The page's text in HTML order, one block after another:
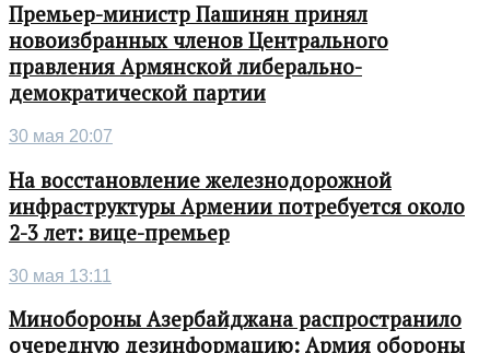
Премьер-министр Пашинян принял
новоизбранных членов Центрального
правления Армянской либерально-
демократической партии
30 мая 20:07
На восстановление железнодорожной
инфраструктуры Армении потребуется около
2-3 лет: вице-премьер
30 мая 13:11
Минобороны Азербайджана распространило
очередную дезинформацию: Армия обороны